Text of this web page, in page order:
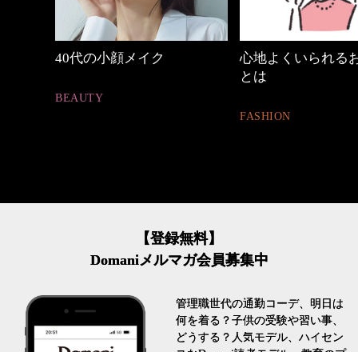
40代の小顔メイク
BEAUTY
心地よくいられる
とは
FASHION
【登録無料】
Domaniメルマガ会員募集中
管理職世代の通勤コーデ、明日は
何を着る？子供の受験や習い事、
どうする？人気モデル、ハイセン